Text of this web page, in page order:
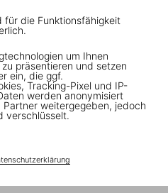
für die Funktionsfähigkeit
um Ihnen
präsentieren und setzen
ein, die ggf.
Tracking-Pixel und IP-
werden anonymisiert
weitergegeben, jedoch
verschlüsselt.
GmbH, Hohenzollernring 53, D–50672